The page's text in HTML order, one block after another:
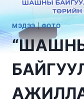
МЭДЭЭ|ФОТО